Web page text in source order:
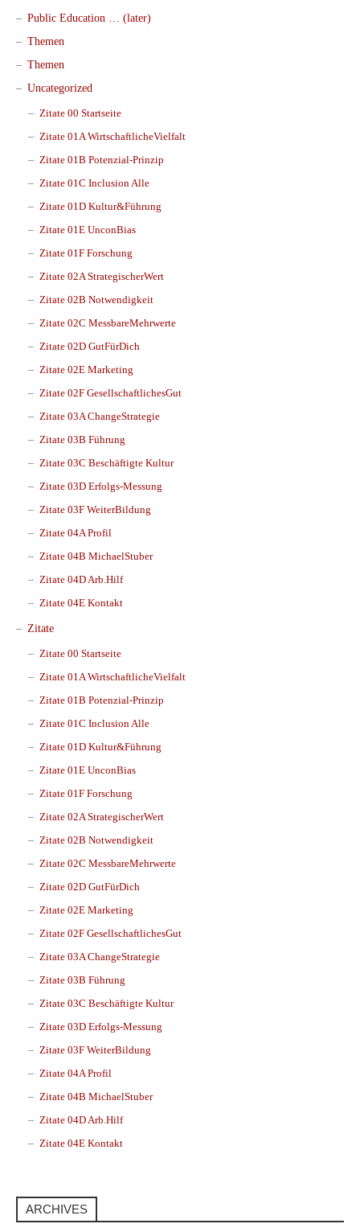
Public Education … (later)
Themen
Themen
Uncategorized
Zitate 00 Startseite
Zitate 01A WirtschaftlicheVielfalt
Zitate 01B Potenzial-Prinzip
Zitate 01C Inclusion Alle
Zitate 01D Kultur&Führung
Zitate 01E UnconBias
Zitate 01F Forschung
Zitate 02A StrategischerWert
Zitate 02B Notwendigkeit
Zitate 02C MessbareMehrwerte
Zitate 02D GutFürDich
Zitate 02E Marketing
Zitate 02F GesellschaftlichesGut
Zitate 03A ChangeStrategie
Zitate 03B Führung
Zitate 03C Beschäftigte Kultur
Zitate 03D Erfolgs-Messung
Zitate 03F WeiterBildung
Zitate 04A Profil
Zitate 04B MichaelStuber
Zitate 04D Arb.Hilf
Zitate 04E Kontakt
Zitate
Zitate 00 Startseite
Zitate 01A WirtschaftlicheVielfalt
Zitate 01B Potenzial-Prinzip
Zitate 01C Inclusion Alle
Zitate 01D Kultur&Führung
Zitate 01E UnconBias
Zitate 01F Forschung
Zitate 02A StrategischerWert
Zitate 02B Notwendigkeit
Zitate 02C MessbareMehrwerte
Zitate 02D GutFürDich
Zitate 02E Marketing
Zitate 02F GesellschaftlichesGut
Zitate 03A ChangeStrategie
Zitate 03B Führung
Zitate 03C Beschäftigte Kultur
Zitate 03D Erfolgs-Messung
Zitate 03F WeiterBildung
Zitate 04A Profil
Zitate 04B MichaelStuber
Zitate 04D Arb.Hilf
Zitate 04E Kontakt
ARCHIVES